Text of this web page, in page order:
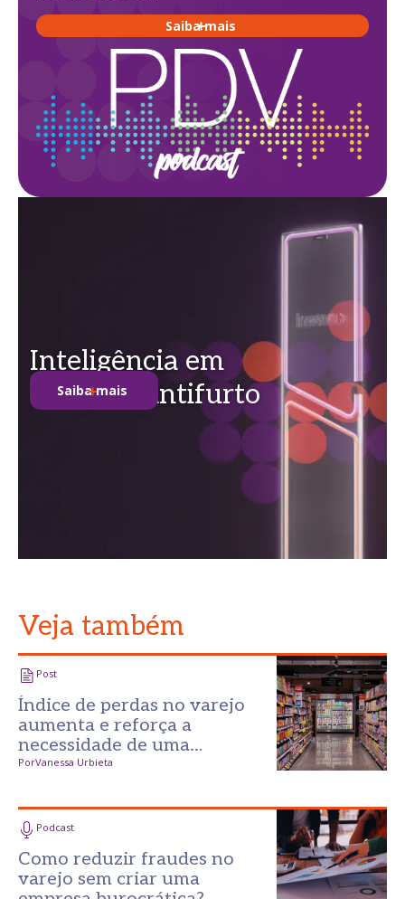
Saiba mais
Inteligência em
soluções antifurto
Saiba mais
Veja também
Post
Índice de perdas no varejo
aumenta e reforça a
necessidade de uma
prevenção mais inteligente
PorVanessa Urbieta
Podcast
Como reduzir fraudes no
varejo sem criar uma